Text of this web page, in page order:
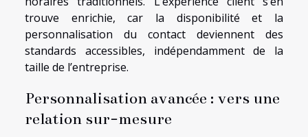
trouve enrichie, car la disponibilité et la
personnalisation du contact deviennent des
standards accessibles, indépendamment de la
taille de l’entreprise.
Personnalisation avancée : vers une
relation sur-mesure